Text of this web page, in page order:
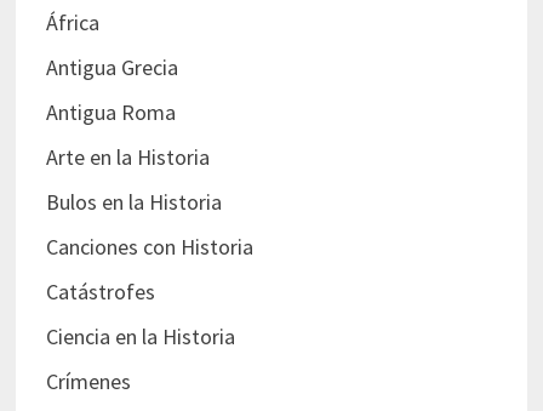
África
Antigua Grecia
Antigua Roma
Arte en la Historia
Bulos en la Historia
Canciones con Historia
Catástrofes
Ciencia en la Historia
Crímenes